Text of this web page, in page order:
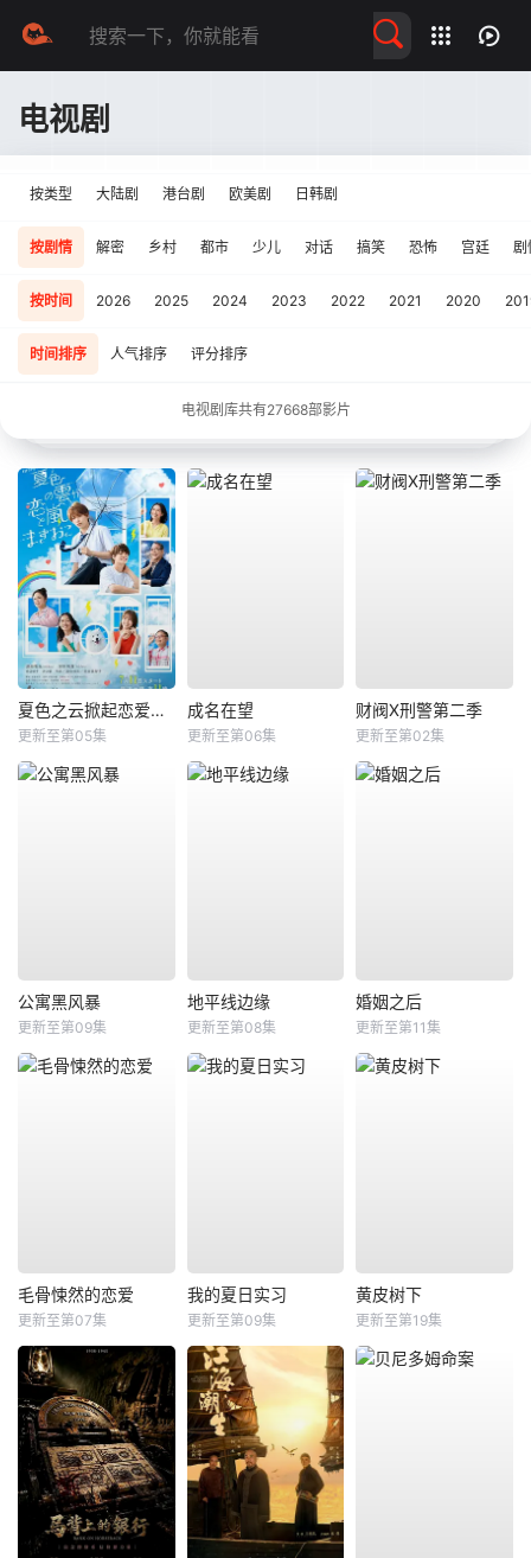
电视剧
按类型 大陆剧 港台剧 欧美剧 日韩剧
按剧情 解密 乡村 都市 少儿 对话 搞笑 恐怖 宫廷 剧
按时间 2026 2025 2024 2023 2022 2021 2020
时间排序 人气排序 评分排序
电视剧库共有27668部影片
夏色之云掀起恋爱与风暴
更新至第05集
成名在望
更新至第06集
财阀X刑警第二季
更新至第02集
公寓黑风暴
更新至第09集
地平线边缘
更新至第08集
婚姻之后
更新至第11集
毛骨悚然的恋爱
更新至第07集
我的夏日实习
更新至第09集
黄皮树下
更新至第19集